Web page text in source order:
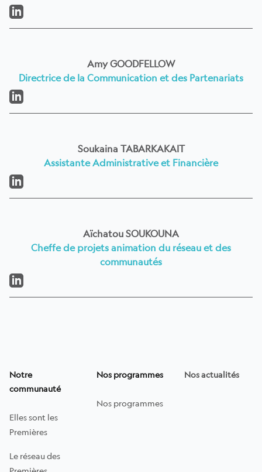
Amy GOODFELLOW
Directrice de la Communication et des Partenariats
Soukaina TABARKAKAIT
Assistante Administrative et Financière
Aïchatou SOUKOUNA
Cheffe de projets animation du réseau et des
communautés
Notre
communauté
Elles sont les
Premières
Le réseau des
Nos programmes
Nos programmes
Nos actualités